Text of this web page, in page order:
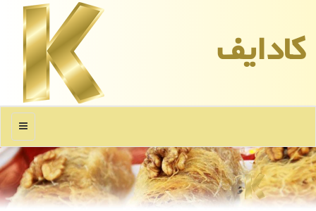
كادایف
منو